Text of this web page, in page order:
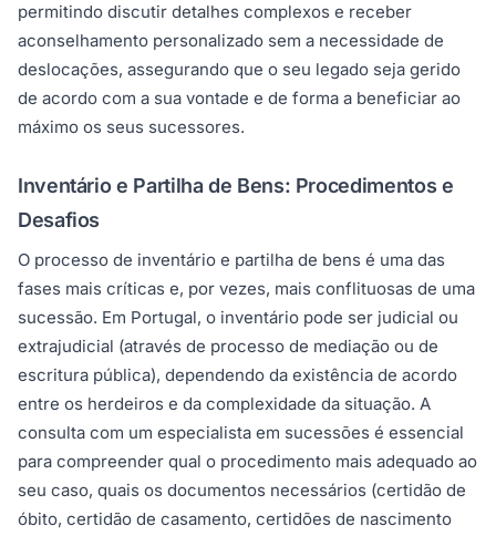
permitindo discutir detalhes complexos e receber
aconselhamento personalizado sem a necessidade de
deslocações, assegurando que o seu legado seja gerido
de acordo com a sua vontade e de forma a beneficiar ao
máximo os seus sucessores.
Inventário e Partilha de Bens: Procedimentos e
Desafios
O processo de inventário e partilha de bens é uma das
fases mais críticas e, por vezes, mais conflituosas de uma
sucessão. Em Portugal, o inventário pode ser judicial ou
extrajudicial (através de processo de mediação ou de
escritura pública), dependendo da existência de acordo
entre os herdeiros e da complexidade da situação. A
consulta com um especialista em sucessões é essencial
para compreender qual o procedimento mais adequado ao
seu caso, quais os documentos necessários (certidão de
óbito, certidão de casamento, certidões de nascimento